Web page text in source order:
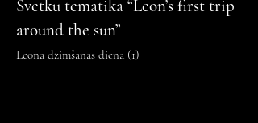
Svētku tematika “Leon’s first trip
around the sun”
Leona dzimšanas diena (1)